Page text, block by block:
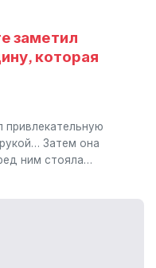
заметил
которая
привлекательную
Затем она
ним стояла…